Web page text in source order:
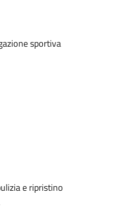
sportiva
e ripristino